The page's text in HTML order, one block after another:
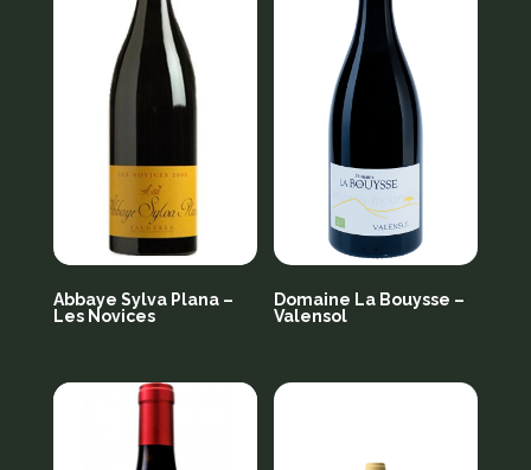
Abbaye Sylva Plana –
Les Novices
Domaine La Bouysse –
Valensol